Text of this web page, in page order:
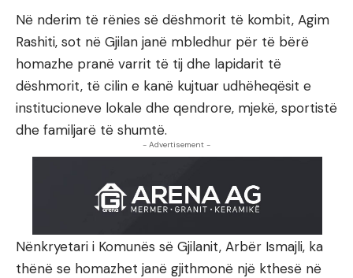
Në nderim të rënies së dëshmorit të kombit, Agim
Rashiti, sot në Gjilan janë mbledhur për të bërë
homazhe pranë varrit të tij dhe lapidarit të
dëshmorit, të cilin e kanë kujtuar udhëheqësit e
institucioneve lokale dhe qendrore, mjekë, sportistë
dhe familjarë të shumtë.
- Advertisement -
Nënkryetari i Komunës së Gjilanit, Arbër Ismajli, ka
thënë se homazhet janë gjithmonë një kthesë në